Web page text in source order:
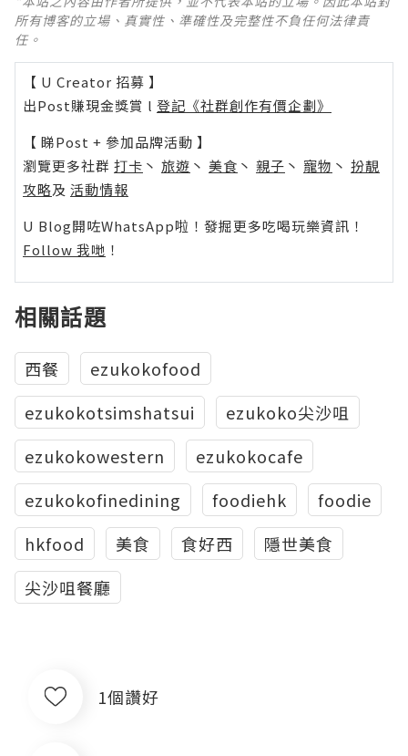
所有博客的立場、真實性、準確性及完整性不負任何法律責
任。
【 U Creator 招募 】
出Post賺現金獎賞 l 登記《社群創作有價企劃》
【 睇Post + 參加品牌活動 】
瀏覽更多社群 打卡 丶 旅遊 丶 美食 丶 親子 丶 寵物 丶 扮靚
攻略及 活動情報
U Blog開咗WhatsApp啦！發掘更多吃喝玩樂資訊！
Follow 我哋 ！
相關話題
西餐
ezukokofood
ezukokotsimshatsui
ezukoko尖沙咀
ezukokowestern
ezukokocafe
ezukokofinedining
foodiehk
foodie
hkfood
美食 食好西
隱世美食
尖沙咀餐廳
1個讚好